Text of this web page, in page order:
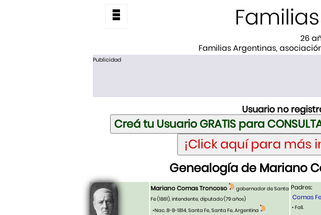
26
Familias Argentinas,
Publicidad
Usuario no
Genealogía de Mariano
Mariano Comas Troncoso
gobernador de Santa
Fe (1861), intendente, diputado(79 años)
•Nac. 8-8-1814, Santa Fe, Santa Fe, Argentina
Padres:
Comas
• Fall.